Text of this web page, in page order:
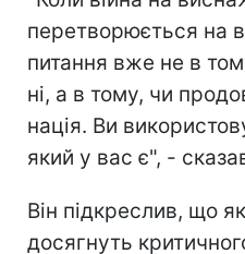
перетворюється на
питання вже не в
ні, а в тому, чи
нація. Ви
який у вас є", -
Він підкреслив, що
досягнуть